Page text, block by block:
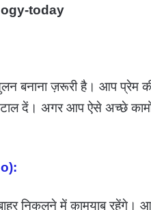
today
बनाना ज़रूरी है। आप प्रेम
दें। अगर आप ऐसे अच्छे
निकलने में क़ामयाब रहेंगे।